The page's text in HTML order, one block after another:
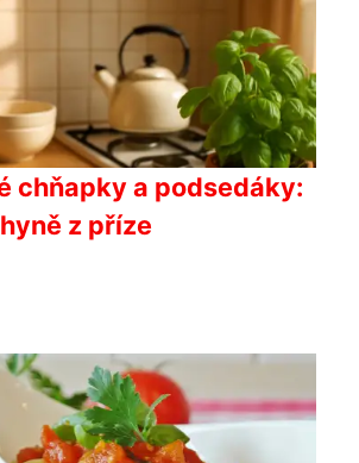
chňapky a podsedáky:
z příze